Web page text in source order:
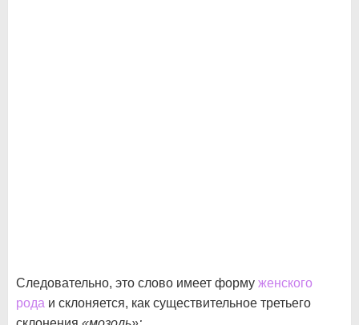
Следовательно, это слово имеет форму женского
рода и склоняется, как существительное третьего